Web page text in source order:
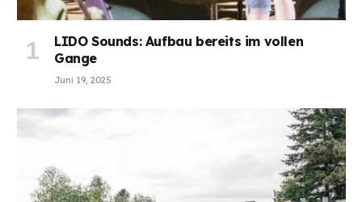
LIDO Sounds: Aufbau bereits im vollen
Gange
Juni 19, 2025